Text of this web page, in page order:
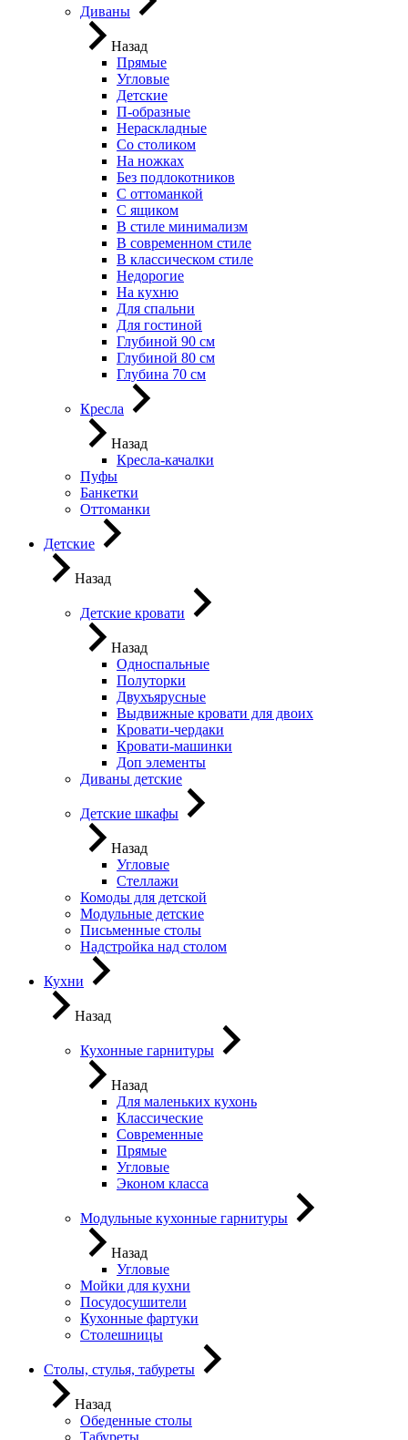
Диваны
Назад
Прямые
Угловые
Детские
П-образные
Нераскладные
Со столиком
На ножках
Без подлокотников
С оттоманкой
С ящиком
В стиле минимализм
В современном стиле
В классическом стиле
Недорогие
На кухню
Для спальни
Для гостиной
Глубиной 90 см
Глубиной 80 см
Глубина 70 см
Кресла
Назад
Кресла-качалки
Пуфы
Банкетки
Оттоманки
Детские
Назад
Детские кровати
Назад
Односпальные
Полуторки
Двухъярусные
Выдвижные кровати для двоих
Кровати-чердаки
Кровати-машинки
Доп элементы
Диваны детские
Детские шкафы
Назад
Угловые
Стеллажи
Комоды для детской
Модульные детские
Письменные столы
Надстройка над столом
Кухни
Назад
Кухонные гарнитуры
Назад
Для маленьких кухонь
Классические
Современные
Прямые
Угловые
Эконом класса
Модульные кухонные гарнитуры
Назад
Угловые
Мойки для кухни
Посудосушители
Кухонные фартуки
Столешницы
Столы, стулья, табуреты
Назад
Обеденные столы
Табуреты